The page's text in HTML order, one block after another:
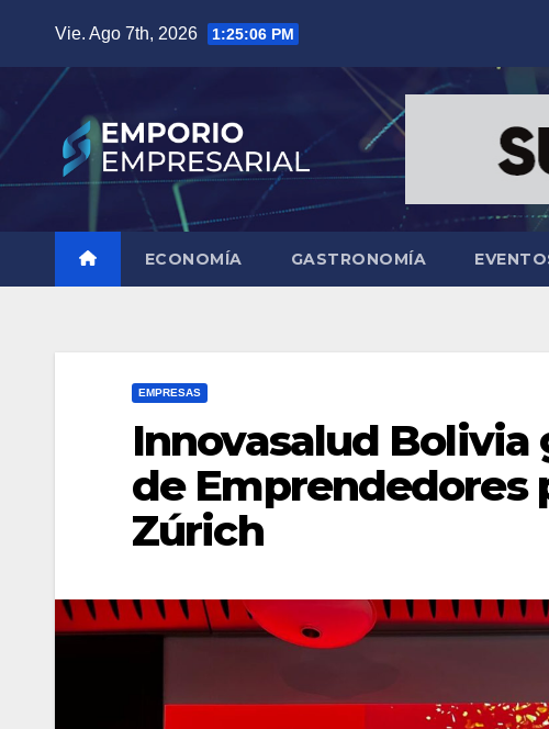
contenido
Vie. Ago 7th, 2026 1:25:07 PM
ECONOMÍA GASTRONOMÍA
EMPRESAS
Innovasalud
de Emprendedores
Zúrich